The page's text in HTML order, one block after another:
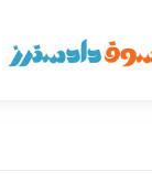
دادسترز الرئيسية